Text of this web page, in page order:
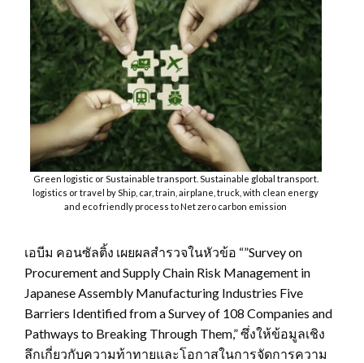
Green logistic or Sustainable transport. Sustainable global transport.
logistics or travel by Ship, car, train, airplane, truck, with clean energy
and eco friendly process to Net zero carbon emission
เอบีม คอนซัลติ้ง เผยผลสำรวจในหัวข้อ “”Survey on
Procurement and Supply Chain Risk Management in
Japanese Assembly Manufacturing Industries Five
Barriers Identified from a Survey of 108 Companies and
Pathways to Breaking Through Them,” ซึ่งให้ข้อมูลเชิง
ลึกเกี่ยวกับความท้าทายและโอกาสในการจัดการความ